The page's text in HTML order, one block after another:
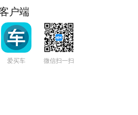
户端
爱买车 微信扫一扫